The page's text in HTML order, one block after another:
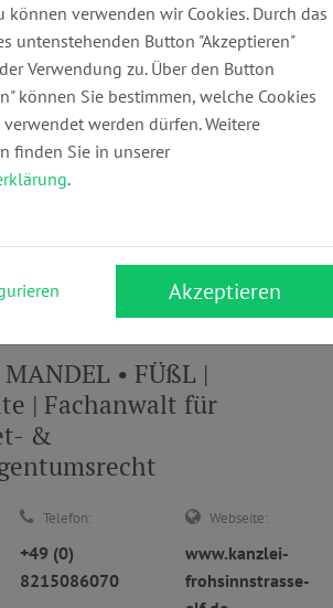
... oder
MANDEL • FÜßL |
| Fachanwalt für
&
Telefon:
+49 (0)
8215086070
Webseite:
www.kanzlei-
frohsinnstrasse-
können verwenden wir Cookies. Durch das
untenstehenden Button "Akzeptieren"
Verwendung zu. Über den Button
können Sie bestimmen, welche Cookies
werden dürfen. Weitere
finden Sie in unserer
.
Akzeptieren